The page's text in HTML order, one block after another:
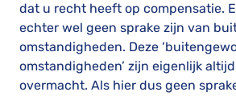
dat u recht heeft op compensatie.
echter wel geen sprake zijn van
omstandigheden. Deze
omstandigheden’ zijn eigenlijk
overmacht. Als hier dus geen